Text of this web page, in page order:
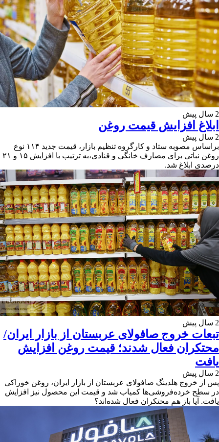
2 سال پیش
ابلاغ افزایش قیمت روغن
2 سال پیش
براساس مصوبه ستاد و کارگروه تنظیم بازار، قیمت جدید ۱۱۴ نوع
روغن نباتی برای مصارف خانگی و قنادی،به ترتیب با افزایش ۱۵ و ۲۱
درصدی ابلاغ شد.
2 سال پیش
تبعات خروج صافولای عربستان از بازار ایران/
محتکران فعال شدند؛ قیمت روغن افزایش
یافت
2 سال پیش
پس از خروج هلدینگ صافولای عربستان از بازار ایران، روغن خوراکی
در سطح خرده‌فروشی‌ها کمیاب شد و قیمت این محصول نیز افزایش
یافت. آیا باز هم محتکران فعال شده‌اند؟